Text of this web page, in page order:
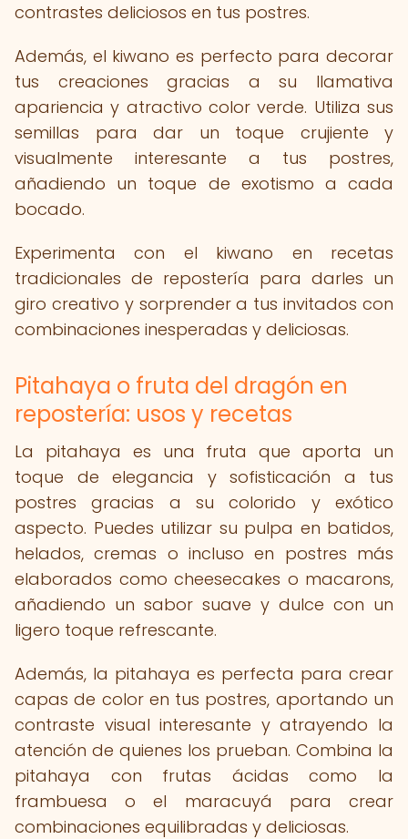
contrastes deliciosos en tus postres.
Además, el kiwano es perfecto para decorar
tus creaciones gracias a su llamativa
apariencia y atractivo color verde. Utiliza sus
semillas para dar un toque crujiente y
visualmente interesante a tus postres,
añadiendo un toque de exotismo a cada
bocado.
Experimenta con el kiwano en recetas
tradicionales de repostería para darles un
giro creativo y sorprender a tus invitados con
combinaciones inesperadas y deliciosas.
Pitahaya o fruta del dragón en
repostería: usos y recetas
La pitahaya es una fruta que aporta un
toque de elegancia y sofisticación a tus
postres gracias a su colorido y exótico
aspecto. Puedes utilizar su pulpa en batidos,
helados, cremas o incluso en postres más
elaborados como cheesecakes o macarons,
añadiendo un sabor suave y dulce con un
ligero toque refrescante.
Además, la pitahaya es perfecta para crear
capas de color en tus postres, aportando un
contraste visual interesante y atrayendo la
atención de quienes los prueban. Combina la
pitahaya con frutas ácidas como la
frambuesa o el maracuyá para crear
combinaciones equilibradas y deliciosas.